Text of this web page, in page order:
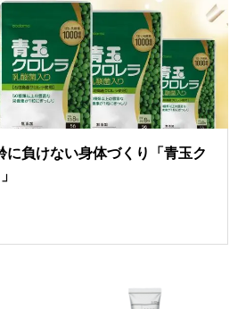
に負けない身体づくり「青玉ク